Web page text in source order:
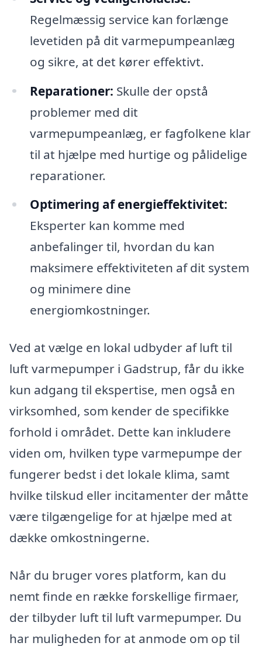
Regelmæssig service kan forlænge
levetiden på dit varmepumpeanlæg
og sikre, at det kører effektivt.
Reparationer: Skulle der opstå
problemer med dit
varmepumpeanlæg, er fagfolkene klar
til at hjælpe med hurtige og pålidelige
reparationer.
Optimering af energieffektivitet:
Eksperter kan komme med
anbefalinger til, hvordan du kan
maksimere effektiviteten af dit system
og minimere dine
energiomkostninger.
Ved at vælge en lokal udbyder af luft til
luft varmepumper i Gadstrup, får du ikke
kun adgang til ekspertise, men også en
virksomhed, som kender de specifikke
forhold i området. Dette kan inkludere
viden om, hvilken type varmepumpe der
fungerer bedst i det lokale klima, samt
hvilke tilskud eller incitamenter der måtte
være tilgængelige for at hjælpe med at
dække omkostningerne.
Når du bruger vores platform, kan du
nemt finde en række forskellige firmaer,
der tilbyder luft til luft varmepumper. Du
har muligheden for at anmode om op til